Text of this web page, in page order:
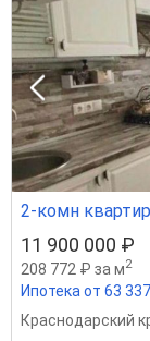
2-комн
11 900 000 ₽
208 772 ₽ за м2
Ипотека от 63
Краснодарский